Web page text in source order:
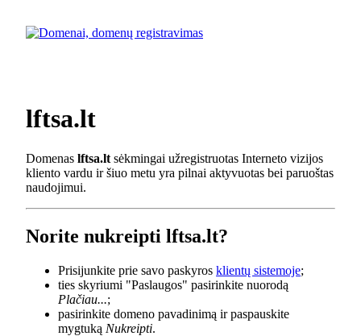
lftsa.lt
Domenas lftsa.lt sėkmingai užregistruotas Interneto vizijos
kliento vardu ir šiuo metu yra pilnai aktyvuotas bei paruoštas
naudojimui.
Norite nukreipti lftsa.lt?
Prisijunkite prie savo paskyros klientų sistemoje;
ties skyriumi "Paslaugos" pasirinkite nuorodą
Plačiau...;
pasirinkite domeno pavadinimą ir paspauskite
mygtuką Nukreipti.